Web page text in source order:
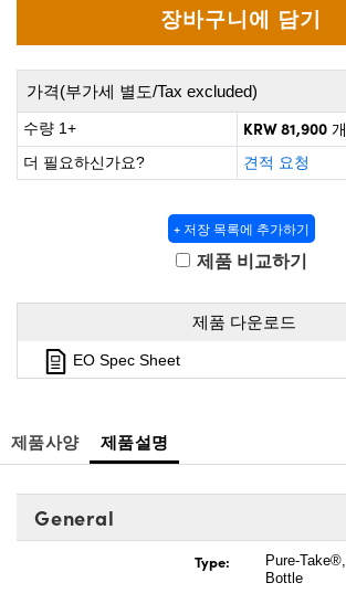
Components
Components
(UFI)
가격(부가세 별도/Tax excluded)
수량 1+ KRW 81,900
더 필요하신가요?
견적 요청
+ 저장 목록에 추가하기
제품 비교하기
제품 다운로드
EO Spec Sheet
제품사양 제품설명
General
Type:
Pure-
Bottle